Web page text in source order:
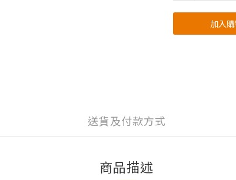
加入
送貨及付款方式
商品描述